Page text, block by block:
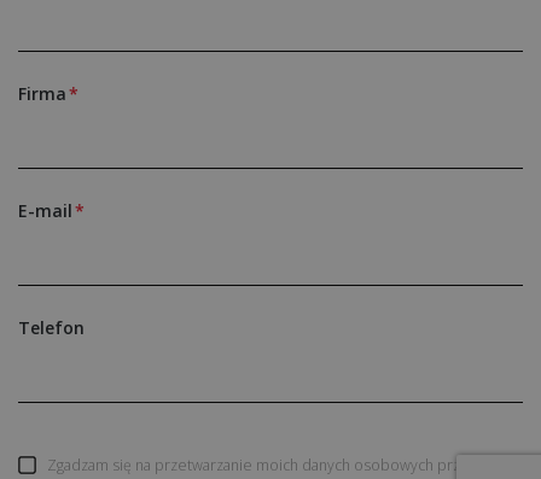
Firma
E-mail
Telefon
Zgadzam się na przetwarzanie moich danych osobowych przez